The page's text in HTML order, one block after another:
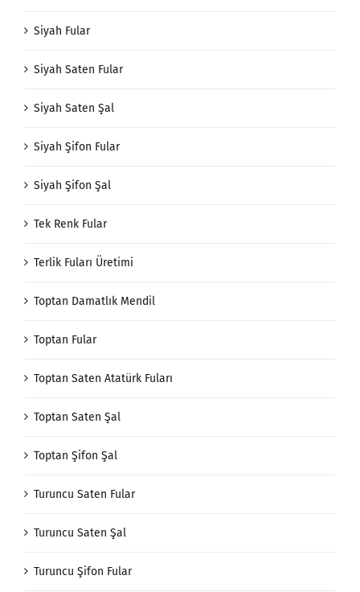
Siyah Fular
Siyah Saten Fular
Siyah Saten Şal
Siyah Şifon Fular
Siyah Şifon Şal
Tek Renk Fular
Terlik Fuları Üretimi
Toptan Damatlık Mendil
Toptan Fular
Toptan Saten Atatürk Fuları
Toptan Saten Şal
Toptan Şifon Şal
Turuncu Saten Fular
Turuncu Saten Şal
Turuncu Şifon Fular